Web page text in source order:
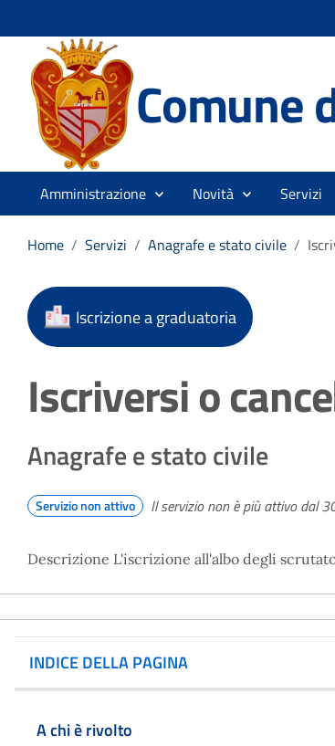
Comune
Amministrazione Novità Servizi
Home / Servizi / Anagrafe e stato civile /
Iscrizione a graduatoria
Iscriversi o
Anagrafe e stato civile
Servizio non attivo Il servizio non è più attivo dal
Descrizione L'iscrizione all'albo degli
INDICE DELLA PAGINA
A chi è rivolto